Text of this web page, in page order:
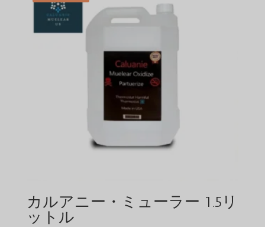
$35,000.00
で
し
は
$26,000.00
カルアニー・ミューラー 1.5リ
ットル